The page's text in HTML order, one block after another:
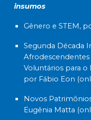
insumos
Gênero e STEM,
Segunda Década
Voluntários para
por Fábio Eon
Novos
Eugênia Matta